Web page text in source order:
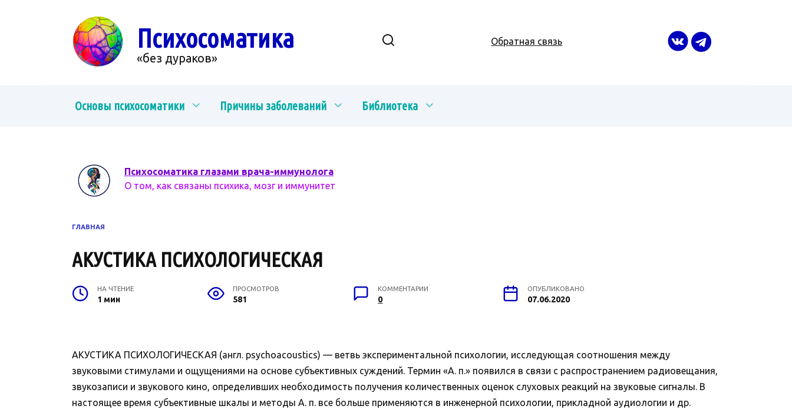
Психосоматика
«без дураков»
Обратная связь
Основы психосоматики Причины заболеваний Библиотека
Психосоматика глазами врача-иммунолога
О том, как связаны психика, мозг и иммунитет
ГЛАВНАЯ
АКУСТИКА ПСИХОЛОГИЧЕСКАЯ
НА ЧТЕНИЕ
1 мин
ПРОСМОТРОВ
581
КОММЕНТАРИИ
0
ОПУБЛИКОВАНО
07.06.2020
АКУСТИКА ПСИХОЛОГИЧЕСКАЯ (англ. psychoacoustics) — ветвь экспериментальной психологии, исследующая соотношения между
звуковыми стимулами и ощущениями на основе субъективных суждений. Термин «А. п.» появился в связи с распространением радиовещания,
звукозаписи и звукового кино, определивших необходимость получения количественных оценок слуховых реакций на звуковые сигналы. В
настоящее время субъективные шкалы и методы А. п. все больше применяются в инженерной психологии, прикладной аудиологии и др.